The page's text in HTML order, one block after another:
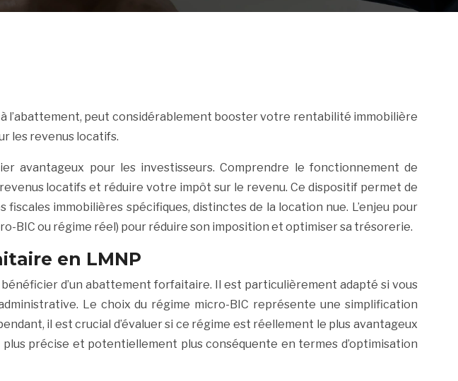
l’abattement, peut considérablement booster votre rentabilité immobilière
les revenus locatifs.
avantageux pour les investisseurs. Comprendre le fonctionnement de
locatifs et réduire votre impôt sur le revenu. Ce dispositif permet de
immobilières spécifiques, distinctes de la location nue. L’enjeu pour
BIC ou régime réel) pour réduire son imposition et optimiser sa trésorerie.
en LMNP
d’un abattement forfaitaire. Il est particulièrement adapté si vous
Le choix du régime micro-BIC représente une simplification
il est crucial d’évaluer si ce régime est réellement le plus avantageux
précise et potentiellement plus conséquente en termes d’optimisation